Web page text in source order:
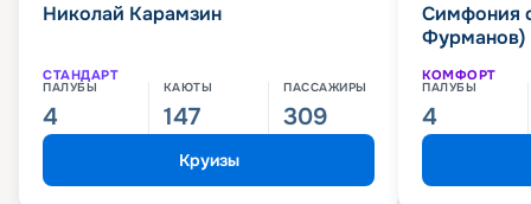
Николай Карамзин
СТАНДАРТ
ПАЛУБЫ
4
КАЮТЫ
147
ПАССАЖИРЫ
309
Круизы
Симфония
Фурманов)
КОМФОРТ
ПАЛУБЫ
4